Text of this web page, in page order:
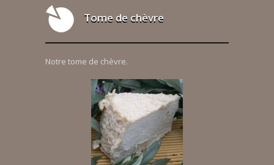
Tome de chèvre
Notre tome de chèvre.